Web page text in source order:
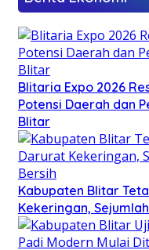
Blitaria Expo 2026
Potensi Daerah dan
Blitar
Kabupaten Blitar
Kekeringan,